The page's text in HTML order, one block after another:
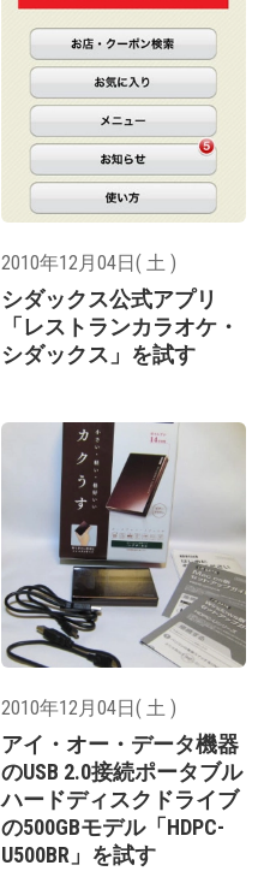
2010年12月04日( 土 )
シダックス公式アプリ
「レストランカラオケ・
シダックス」を試す
2010年12月04日( 土 )
アイ・オー・データ機器
のUSB 2.0接続ポータブル
ハードディスクドライブ
の500GBモデル「HDPC-
U500BR」を試す